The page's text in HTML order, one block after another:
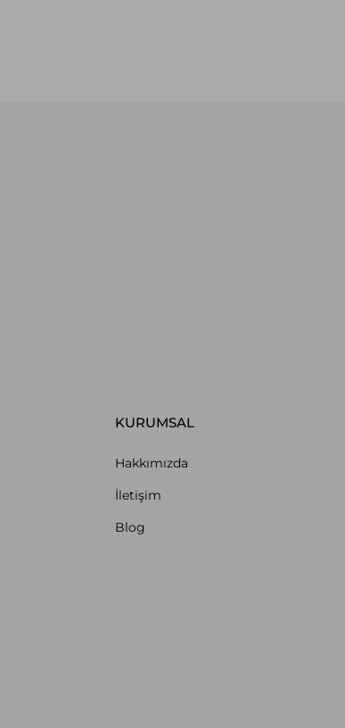
KURUMSAL
Hakkımızda
İletişim
Blog